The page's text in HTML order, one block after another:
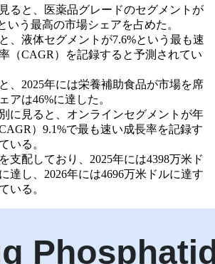
ると、医薬品グレードのセグメントが
いう最高の市場シェアを占めた。
、液体セグメントが7.6%という最も速
（CAGR）を記録すると予測されてい
、2025年には栄養補助食品が市場を席
アは46%に達した。
に見ると、オンラインセグメントが年
）9.1%で最も速い成長率を記録す
いる。
支配しており、2025年には4398万米ド
達し、2026年には4696万米ドルに達す
いる。